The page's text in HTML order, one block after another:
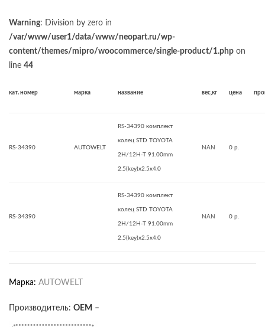
Warning: Division by zero in
/var/www/user1/data/www/neopart.ru/wp-
content/themes/mipro/woocommerce/single-product/1.php on
line 44
кат. номер марка название вес,кг цена
RS-34390 AUTOWELT
RS-34390 комплект
колец STD TOYOTA
2H/12H-T 91.00mm
2.5(key)x2.5x4.0
NAN 0 р.
RS-34390
RS-34390 комплект
колец STD TOYOTA
2H/12H-T 91.00mm
2.5(key)x2.5x4.0
NAN 0 р.
Марка: AUTOWELT
Производитель: OEM –